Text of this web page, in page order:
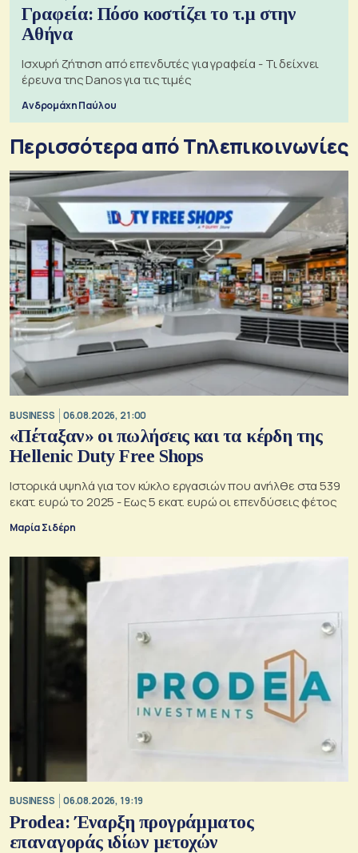
Γραφεία: Πόσο κοστίζει το τ.μ στην
Αθήνα
Ισχυρή ζήτηση από επενδυτές για γραφεία - Τι δείχνει
έρευνα της Danos για τις τιμές
Ανδρομάχη Παύλου
Περισσότερα από Τηλεπικοινωνίες
BUSINESS 06.08.2026, 21:00
«Πέταξαν» οι πωλήσεις και τα κέρδη της
Hellenic Duty Free Shops
Ιστορικά υψηλά για τον κύκλο εργασιών που ανήλθε στα 539
εκατ. ευρώ το 2025 - Εως 5 εκατ. ευρώ οι επενδύσεις φέτος
Μαρία Σιδέρη
BUSINESS 06.08.2026, 19:19
Prodea: Έναρξη προγράμματος
επαναγοράς ιδίων μετοχών